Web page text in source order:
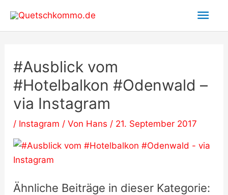
Inhalt
#Ausblick vom
#Hotelbalkon #Odenwald –
via Instagram
/ Instagram / Von Hans / 21. September 2017
Ähnliche Beiträge in dieser Kategorie: